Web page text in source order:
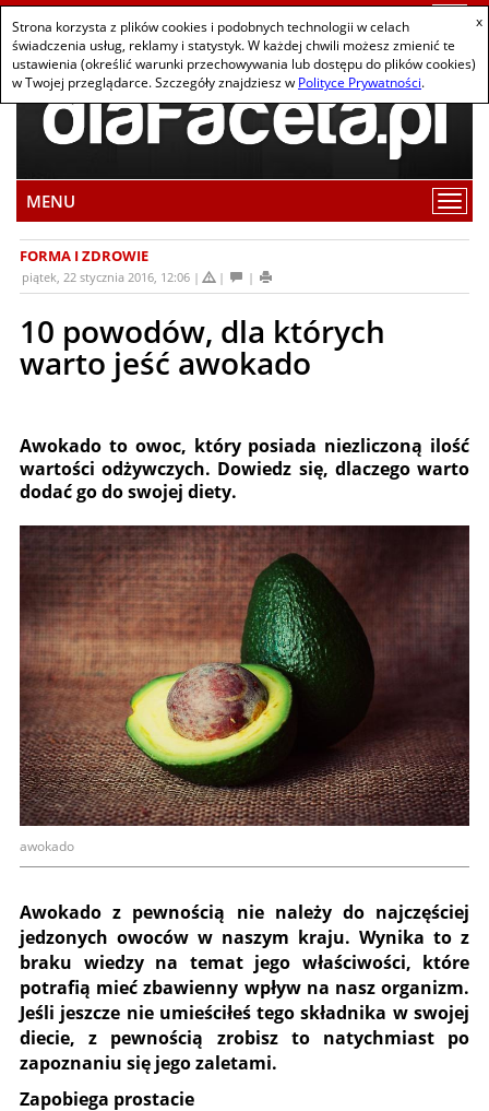
Strona korzysta z plików cookies i podobnych technologii w celach
świadczenia usług, reklamy i statystyk. W każdej chwili możesz zmienić te
ustawienia (określić warunki przechowywania lub dostępu do plików cookies)
w Twojej przeglądarce. Szczegóły znajdziesz w Polityce Prywatności.
x
MENU
FORMA I ZDROWIE
piątek, 22 stycznia 2016, 12:06
10 powodów, dla których
warto jeść awokado
Awokado to owoc, który posiada niezliczoną ilość
wartości odżywczych. Dowiedz się, dlaczego warto
dodać go do swojej diety.
awokado
Awokado z pewnością nie należy do najczęściej
jedzonych owoców w naszym kraju. Wynika to z
braku wiedzy na temat jego właściwości, które
potrafią mieć zbawienny wpływ na nasz organizm.
Jeśli jeszcze nie umieściłeś tego składnika w swojej
diecie, z pewnością zrobisz to natychmiast po
zapoznaniu się jego zaletami.
Zapobiega prostacie